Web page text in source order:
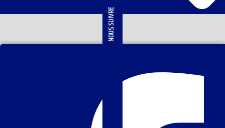
NOUS SUIVRE